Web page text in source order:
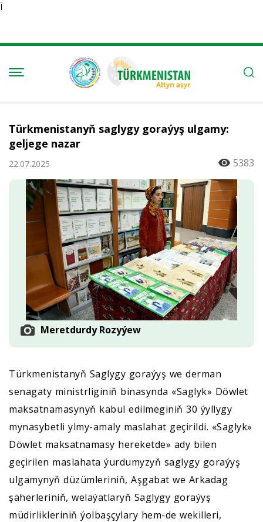
Ï
Türkmenistanyň saglygy goraýyş ulgamy:
geljege nazar
22.07.2025 5383
Meretdurdy Rozyýew
Türkmenistanyň Saglygy goraýyş we derman
senagaty ministrliginiň binasynda «Saglyk» Döwlet
maksatnamasynyň kabul edilmeginiň 30 ýyllygy
mynasybetli ylmy-amaly maslahat geçirildi. «Saglyk»
Döwlet maksatnamasy hereketde» ady bilen
geçirilen maslahata ýurdumyzyň saglygy goraýyş
ulgamynyň düzümleriniň, Aşgabat we Arkadag
şäherleriniň, welaýatlaryň Saglygy goraýyş
müdirlikleriniň ýolbaşçylary hem-de wekilleri,